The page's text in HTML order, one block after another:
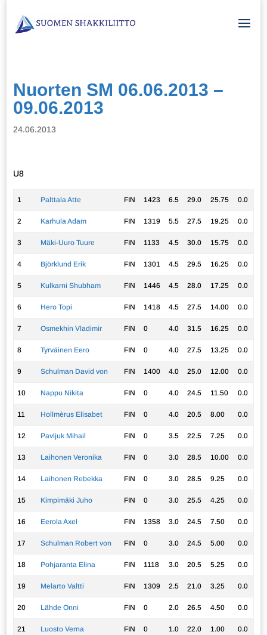
Nuorten SM 06.06.2013 –
09.06.2013
24.06.2013
U8
1 Palttala Atte FIN 1423 6.5 29.0 25.75 0.0
2 Karhula Adam FIN 1319 5.5 27.5 19.25 0.0
3 Mäki-Uuro Tuure FIN 1133 4.5 30.0 15.75 0.0
4 Björklund Erik FIN 1301 4.5 29.5 16.25 0.0
5 Kulkarni Shubham FIN 1446 4.5 28.0 17.25 0.0
6 Hero Topi FIN 1418 4.5 27.5 14.00 0.0
7 Osmekhin Vladimir FIN 0 4.0 31.5 16.25 0.0
8 Tyrväinen Eero FIN 0 4.0 27.5 13.25 0.0
9 Schulman David von FIN 1400 4.0 25.0 12.00 0.0
10 Nappu Nikita FIN 0 4.0 24.5 11.50 0.0
11 Hollmèrus Elisabet FIN 0 4.0 20.5 8.00 0.0
12 Pavljuk Mihail FIN 0 3.5 22.5 7.25 0.0
13 Laihonen Veronika FIN 0 3.0 28.5 10.00 0.0
14 Laihonen Rebekka FIN 0 3.0 28.5 9.25 0.0
15 Kimpimäki Juho FIN 0 3.0 25.5 4.25 0.0
16 Eerola Axel FIN 1358 3.0 24.5 7.50 0.0
17 Schulman Robert von FIN 0 3.0 24.5 5.00 0.0
18 Pohjaranta Elina FIN 1118 3.0 20.5 5.25 0.0
19 Melarto Valtti FIN 1309 2.5 21.0 3.25 0.0
20 Lähde Onni FIN 0 2.0 26.5 4.50 0.0
21 Luosto Verna FIN 0 1.0 22.0 1.00 0.0